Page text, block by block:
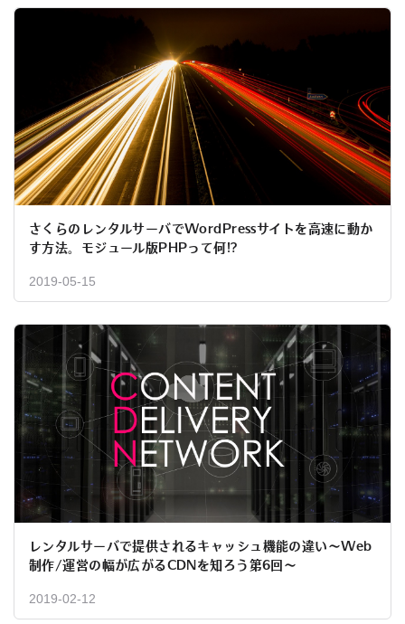
さくらのレンタルサーバでWordPressサイトを高速に動か
す方法。モジュール版PHPって何!?
2019-05-15
レンタルサーバで提供されるキャッシュ機能の違い〜Web
制作/運営の幅が広がるCDNを知ろう第6回〜
2019-02-12